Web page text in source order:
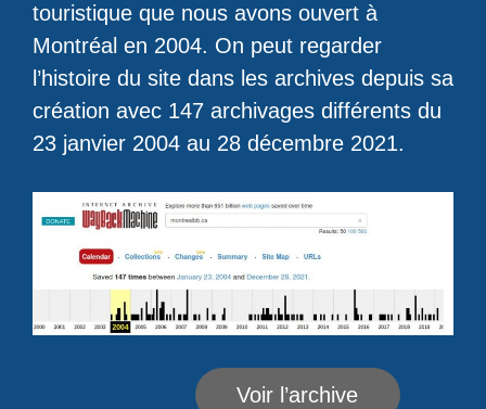
touristique que nous avons ouvert à
Montréal en 2004. On peut regarder
l’histoire du site dans les archives depuis sa
création avec 147 archivages différents du
23 janvier 2004 au 28 décembre 2021.
Voir l’archive